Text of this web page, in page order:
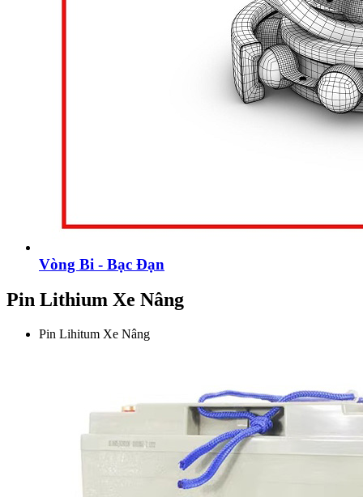
Vòng Bi - Bạc Đạn
Pin Lithium Xe Nâng
Pin Lihitum Xe Nâng